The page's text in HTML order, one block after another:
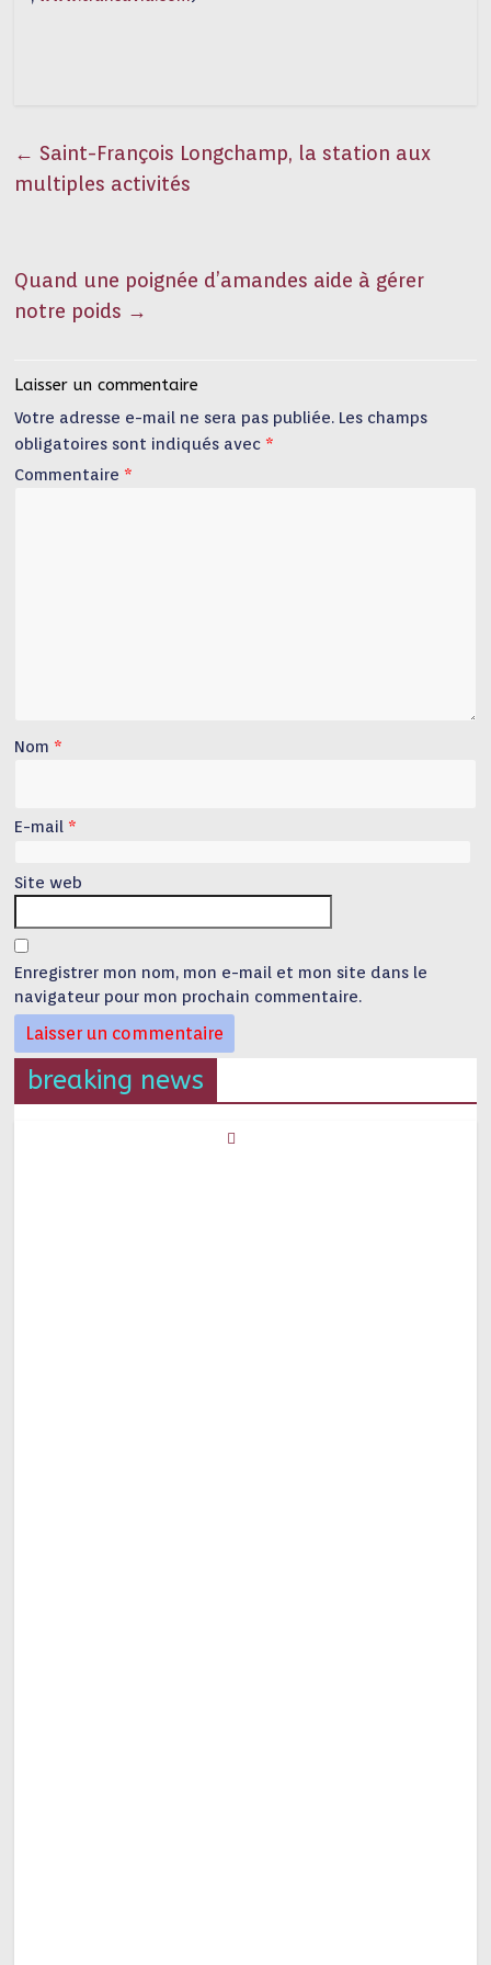
← Saint-François Longchamp, la station aux
multiples activités
Quand une poignée d’amandes aide à gérer
notre poids →
Laisser un commentaire
Votre adresse e-mail ne sera pas publiée. Les champs
obligatoires sont indiqués avec *
Commentaire *
Nom *
E-mail *
Site web
Enregistrer mon nom, mon e-mail et mon site dans le
navigateur pour mon prochain commentaire.
breaking news